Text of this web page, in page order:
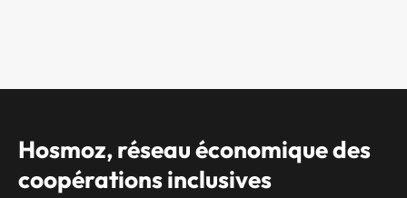
Hosmoz, réseau économique des
coopérations inclusives